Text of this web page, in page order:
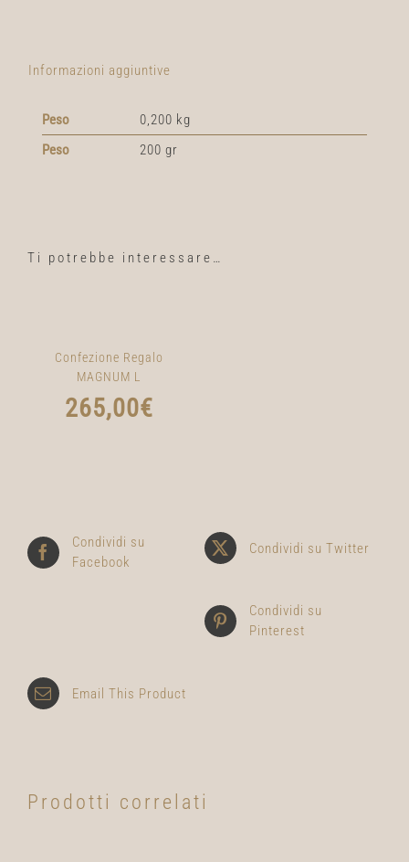
Informazioni aggiuntive
Peso
0,200 kg
Peso
200 gr
Ti potrebbe interessare…
Confezione Regalo
MAGNUM L
265,00€
Condividi su
Facebook
Condividi su Twitter
Condividi su
Pinterest
Email This Product
Prodotti correlati